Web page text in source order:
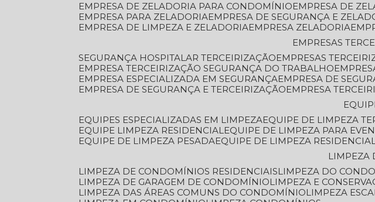
EMPRESA DE ZELADORIA PARA CONDOMÍNIO
EMPRESA DE
EMPRESA PARA ZELADORIA
EMPRESA DE SEGURANÇA E
EMPRESA DE LIMPEZA E ZELADORIA
EMPRESA ZELADORIA
EMPRESAS
SEGURANÇA HOSPITALAR TERCEIRIZAÇÃO
EMPRESAS
EMPRESA TERCEIRIZAÇÃO SEGURANÇA DO TRABALHO
EMPRESA ESPECIALIZADA EM SEGURANÇA
EMPRESA DE
EMPRESA DE SEGURANÇA E TERCEIRIZAÇÃO
EMPRESA
EQUIPES ESPECIALIZADAS EM LIMPEZA EQUIPE DE LIMPEZA
EQUIPE LIMPEZA RESIDENCIAL EQUIPE DE LIMPEZA PARA
EQUIPE DE LIMPEZA PESADA EQUIPE DE LIMPEZA
LIMPEZA DE CONDOMÍNIOS RESIDENCIAIS
LIMPEZA DO
LIMPEZA DE GARAGEM DE CONDOMÍNIO
LIMPEZA E
LIMPEZA DAS ÁREAS COMUNS DO CONDOMÍNIO
LIMPEZA